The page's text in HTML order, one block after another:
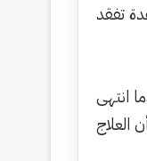
تفقد
نهب ودمار. وعندما انتهى
العلاج